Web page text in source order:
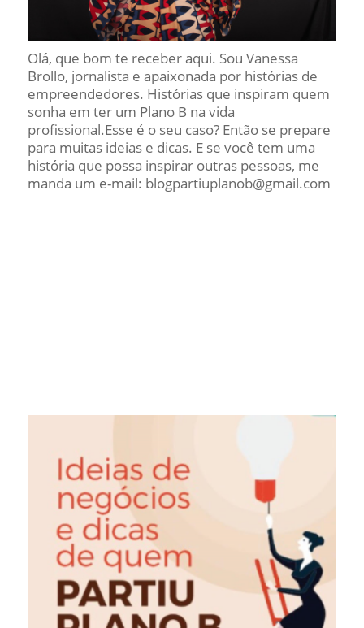
Olá, que bom te receber aqui. Sou Vanessa
Brollo, jornalista e apaixonada por histórias de
empreendedores. Histórias que inspiram quem
sonha em ter um Plano B na vida
profissional.Esse é o seu caso? Então se prepare
para muitas ideias e dicas. E se você tem uma
história que possa inspirar outras pessoas, me
manda um e-mail: blogpartiuplanob@gmail.com